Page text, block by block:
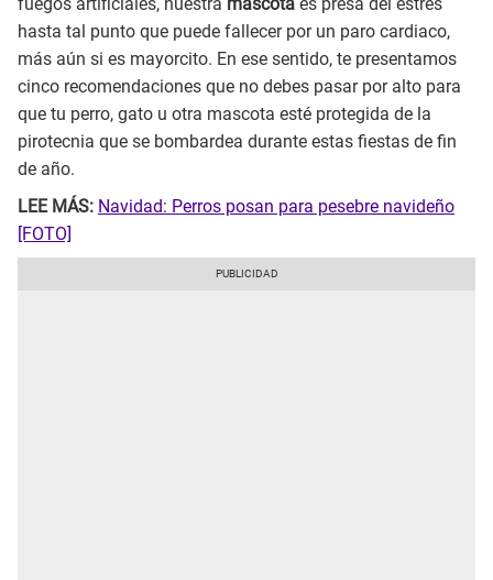
hasta tal punto que puede fallecer por un paro cardiaco,
más aún si es mayorcito. En ese sentido, te presentamos
cinco recomendaciones que no debes pasar por alto para
que tu perro, gato u otra mascota esté protegida de la
pirotecnia que se bombardea durante estas fiestas de fin
de año.
LEE MÁS: Navidad: Perros posan para pesebre navideño
[FOTO]